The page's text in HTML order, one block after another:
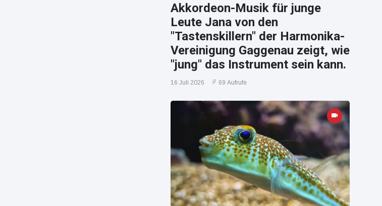
Akkordeon-Musik für junge
Leute Jana von den
"Tastenskillern" der Harmonika-
Vereinigung Gaggenau zeigt, wie
"jung" das Instrument sein kann.
16 Juli 2026 69 Aufrufe